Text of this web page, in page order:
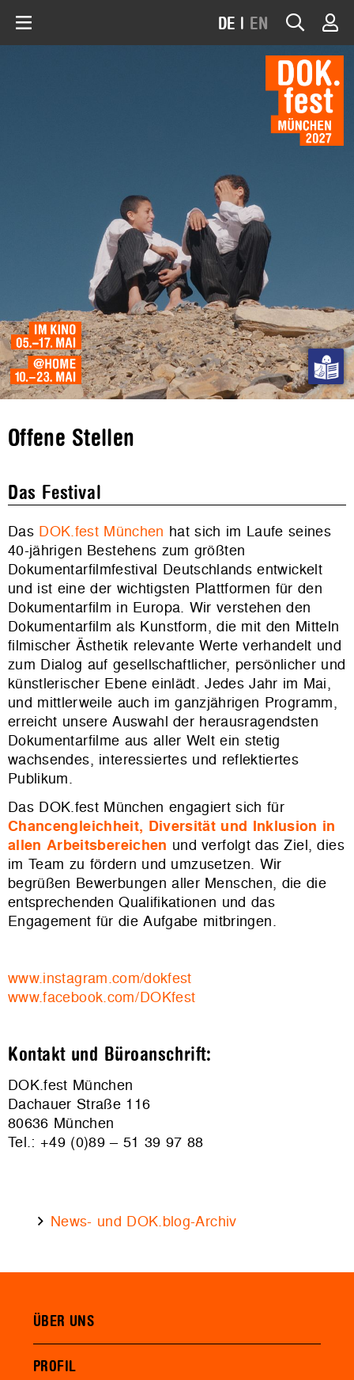
DE | EN
Offene Stellen
Das Festival
Das DOK.fest München hat sich im Laufe seines
40-jährigen Bestehens zum größten
Dokumentarfilmfestival Deutschlands entwickelt
und ist eine der wichtigsten Plattformen für den
Dokumentarfilm in Europa. Wir verstehen den
Dokumentarfilm als Kunstform, die mit den Mitteln
filmischer Ästhetik relevante Werte verhandelt und
zum Dialog auf gesellschaftlicher, persönlicher und
künstlerischer Ebene einlädt. Jedes Jahr im Mai,
und mittlerweile auch im ganzjährigen Programm,
erreicht unsere Auswahl der herausragendsten
Dokumentarfilme aus aller Welt ein stetig
wachsendes, interessiertes und reflektiertes
Publikum.
Das DOK.fest München engagiert sich für
Chancengleichheit, Diversität und Inklusion in
allen Arbeitsbereichen und verfolgt das Ziel, dies
im Team zu fördern und umzusetzen. Wir
begrüßen Bewerbungen aller Menschen, die die
entsprechenden Qualifikationen und das
Engagement für die Aufgabe mitbringen.
www.instagram.com/dokfest
www.facebook.com/DOKfest
Kontakt und Büroanschrift:
DOK.fest München
Dachauer Straße 116
80636 München
Tel.: +49 (0)89 – 51 39 97 88
News- und DOK.blog-Archiv
ÜBER UNS
PROFIL